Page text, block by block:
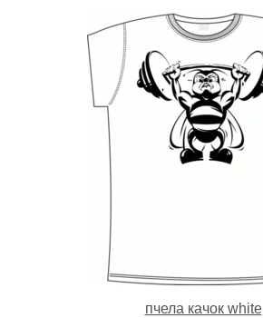
пчела качок white